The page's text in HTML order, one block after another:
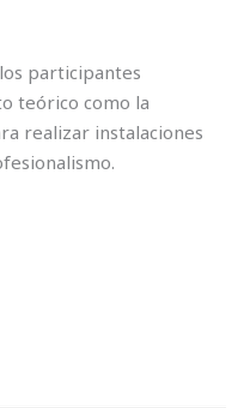
participantes
teórico como la
realizar instalaciones